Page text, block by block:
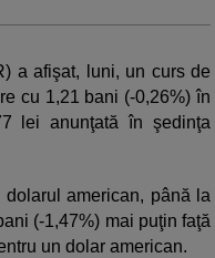
a afişat, luni, un curs de
cu 1,21 bani (-0,26%) în
lei anunţată în şedinţa
american, până la
(-1,47%) mai puţin faţă
un dolar american.